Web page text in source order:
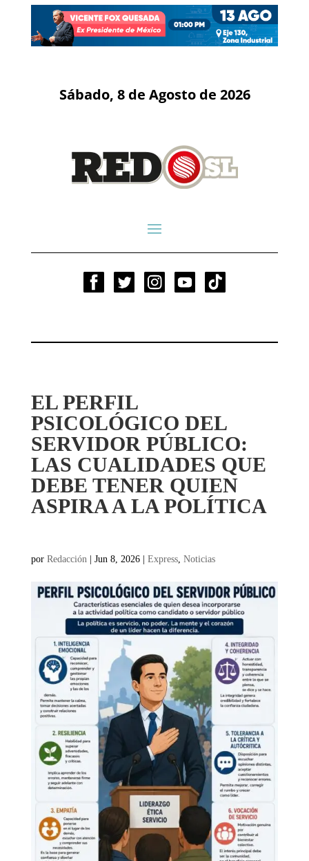
Sábado, 8 de Agosto de 2026
EL PERFIL
PSICOLÓGICO DEL
SERVIDOR PÚBLICO:
LAS CUALIDADES QUE
DEBE TENER QUIEN
ASPIRA A LA POLÍTICA
por Redacción | Jun 8, 2026| Express, Noticias